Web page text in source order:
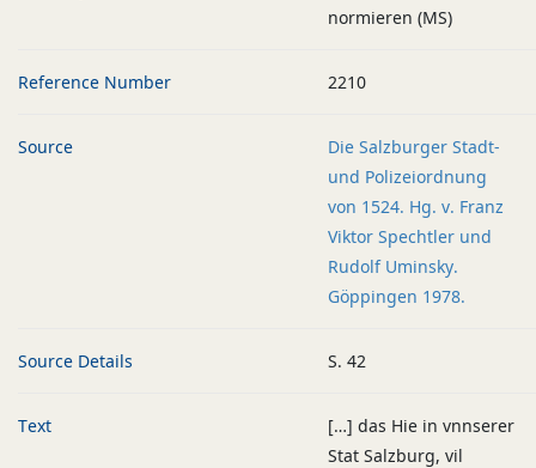
normieren (MS)
Reference Number 2210
Source
Die Salzburger Stadt-
und Polizeiordnung
von 1524. Hg. v. Franz
Viktor Spechtler und
Rudolf Uminsky.
Göppingen 1978.
Source Details S. 42
Text
[…] das Hie in vnnserer
Stat Salzburg, vil